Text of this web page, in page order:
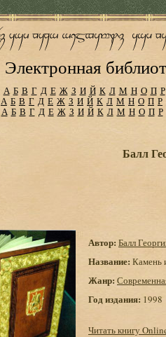
Электронная
А Б В Г Д Е Ж З И Й К Л М Н О П Р
А Б В Г Д Е Ж З И Й К Л М Н О П Р
А Б В Г Д Е Ж З И Й К Л М Н О П Р
Балл
Автор: Балл
Название: Камень
Жанр:
Год издания: 1998
Читать книгу